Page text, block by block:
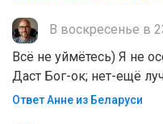
В воскресенье в
Всё не уймётесь) Я не
Даст Бог-ок; нет-ещё
Ответ Анне из Беларуси